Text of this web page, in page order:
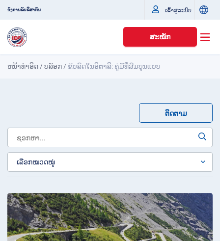
ອົງການຂັບຂີ່ສາກົນ ເຂົ້າສູ່ລະບົບ
ສະໝັກ
ຫນ້າທໍາອິດ /ບລັອກ / ຂັບລົດໃນອິຕາລີ: ຄູ່ມືທີ່ສົມບູນແບບ
ຕິດຕາມ